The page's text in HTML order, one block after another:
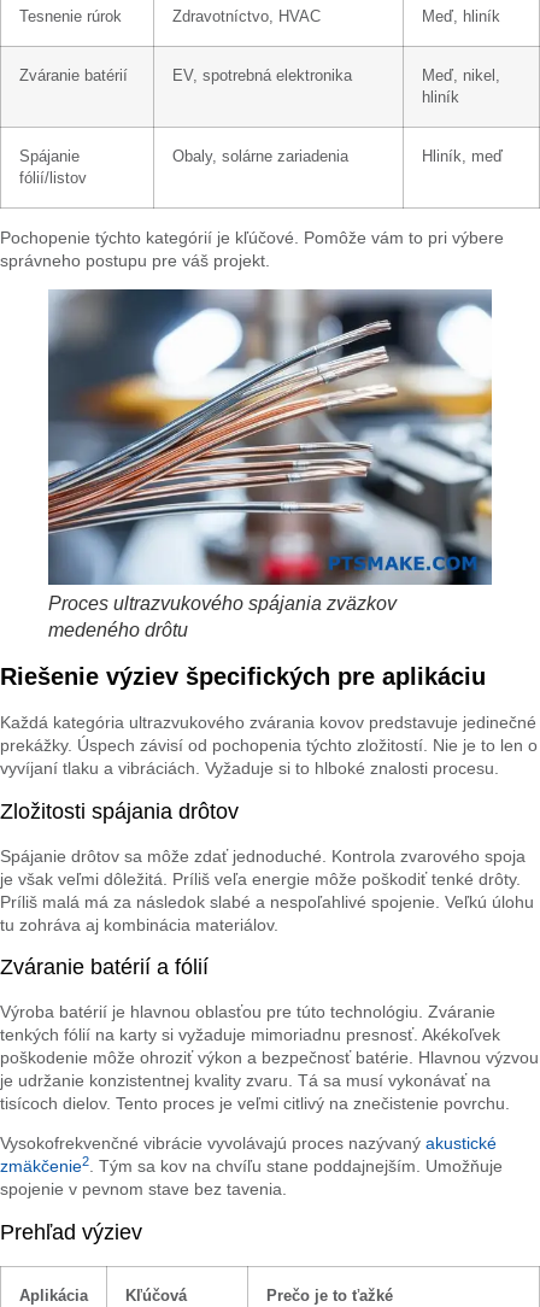
Tesnenie rúrok Zdravotníctvo, HVAC Meď, hliník
Zváranie batérií EV, spotrebná elektronika
Meď, nikel,
hliník
Spájanie
fólií/listov
Obaly, solárne zariadenia Hliník, meď
Pochopenie týchto kategórií je kľúčové. Pomôže vám to pri výbere
správneho postupu pre váš projekt.
Proces ultrazvukového spájania zväzkov
medeného drôtu
Riešenie výziev špecifických pre aplikáciu
Každá kategória ultrazvukového zvárania kovov predstavuje jedinečné
prekážky. Úspech závisí od pochopenia týchto zložitostí. Nie je to len o
vyvíjaní tlaku a vibráciách. Vyžaduje si to hlboké znalosti procesu.
Zložitosti spájania drôtov
Spájanie drôtov sa môže zdať jednoduché. Kontrola zvarového spoja
je však veľmi dôležitá. Príliš veľa energie môže poškodiť tenké drôty.
Príliš malá má za následok slabé a nespoľahlivé spojenie. Veľkú úlohu
tu zohráva aj kombinácia materiálov.
Zváranie batérií a fólií
Výroba batérií je hlavnou oblasťou pre túto technológiu. Zváranie
tenkých fólií na karty si vyžaduje mimoriadnu presnosť. Akékoľvek
poškodenie môže ohroziť výkon a bezpečnosť batérie. Hlavnou výzvou
je udržanie konzistentnej kvality zvaru. Tá sa musí vykonávať na
tisícoch dielov. Tento proces je veľmi citlivý na znečistenie povrchu.
Vysokofrekvenčné vibrácie vyvolávajú proces nazývaný akustické
zmäkčenie2. Tým sa kov na chvíľu stane poddajnejším. Umožňuje
spojenie v pevnom stave bez tavenia.
Prehľad výziev
Aplikácia
Kľúčová
Prečo je to ťažké